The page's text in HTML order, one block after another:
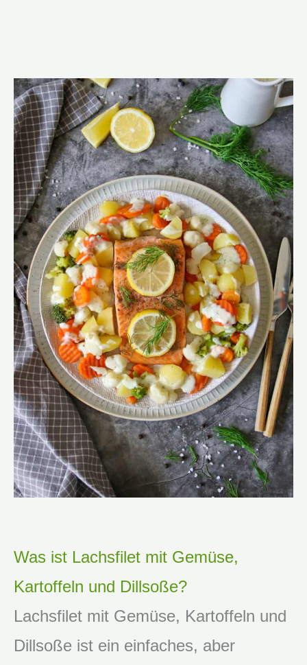
Was ist Lachsfilet mit Gemüse,
Kartoffeln und Dillsoße?
Lachsfilet mit Gemüse, Kartoffeln und
Dillsoße ist ein einfaches, aber